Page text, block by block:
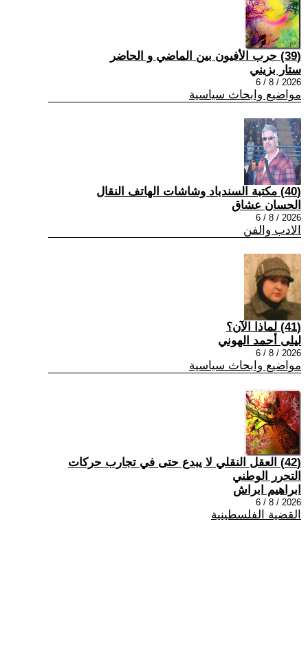
(39) حرب الأفيون بين الماضي و الحاضر
ستار بزيني
2026 / 8 / 6
مواضيع وابحاث سياسية
(40) مكتبة السندباد وشاشات الهاتف النقال
الحسان عشاق
2026 / 8 / 6
الادب والفن
(41) لماذا الآن؟
ليلى أحمد الهوني
2026 / 8 / 6
مواضيع وابحاث سياسية
(42) العقل النقلي لا يبدع حتى في تجارب حركات
التحرر الوطني
ابراهيم ابراش
2026 / 8 / 6
القضية الفلسطينية